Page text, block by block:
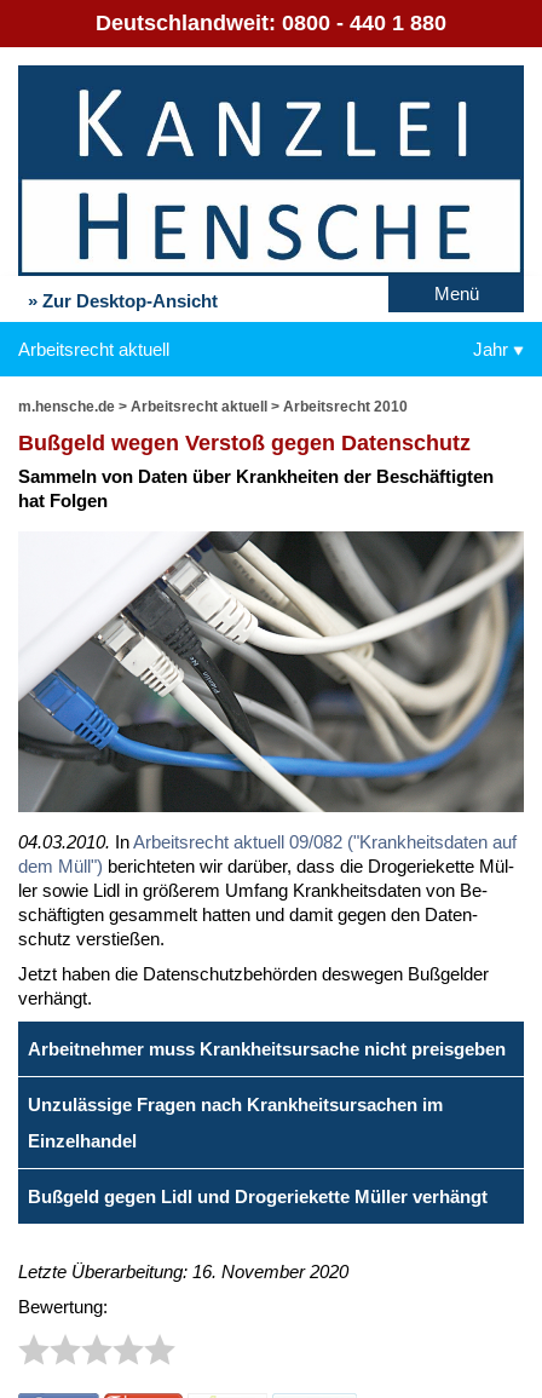
Deutschlandweit: 0800 - 440 1 880
» Zur Desktop-Ansicht Menü
Arbeitsrecht aktuell Jahr
m.hensche.de > Arbeitsrecht aktuell > Arbeitsrecht 2010
Buß­geld we­gen Ver­stoß ge­gen Da­ten­schutz
Sam­meln von Da­ten über Krank­hei­ten der Be­schäf­tig­ten
hat Fol­gen
04.03.2010. InAr­beits­recht ak­tu­ell 09/082 ("Krank­heits­da­ten auf
dem Müll") be­rich­te­ten wir dar­über, dass die Dro­ge­rie­ket­te Mül­
ler so­wie Lidl in grö­ße­rem Um­fang Krank­heits­da­ten von Be­
schäf­tig­ten ge­sam­melt hat­ten und da­mit ge­gen den Da­ten­
schutz ver­stie­ßen.
Jetzt ha­ben die Da­ten­schutz­be­hör­den des­we­gen Buß­gel­der
ver­hängt.
Arbeitnehmer muss Krankheitsursache nicht preisgeben
Unzulässige Fragen nach Krankheitsursachen im
Einzelhandel
Bußgeld gegen Lidl und Drogeriekette Müller verhängt
Letzte Überarbeitung: 16. November 2020
Bewertung: